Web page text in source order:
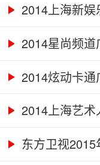
2014上海新娱
2014星尚频道
2014炫动卡通
2014上海艺
东方卫视